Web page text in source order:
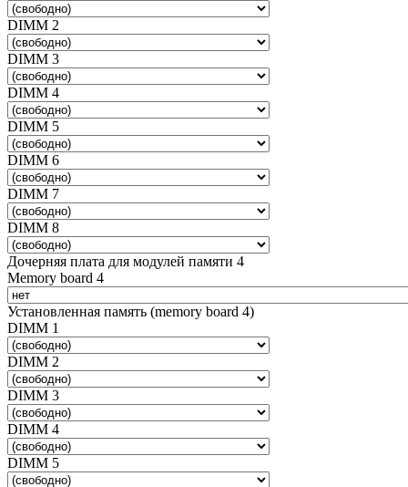
DIMM 2
DIMM 3
DIMM 4
DIMM 5
DIMM 6
DIMM 7
DIMM 8
Дочерняя плата для модулей памяти 4
Memory board 4
Установленная память (memory board 4)
DIMM 1
DIMM 2
DIMM 3
DIMM 4
DIMM 5